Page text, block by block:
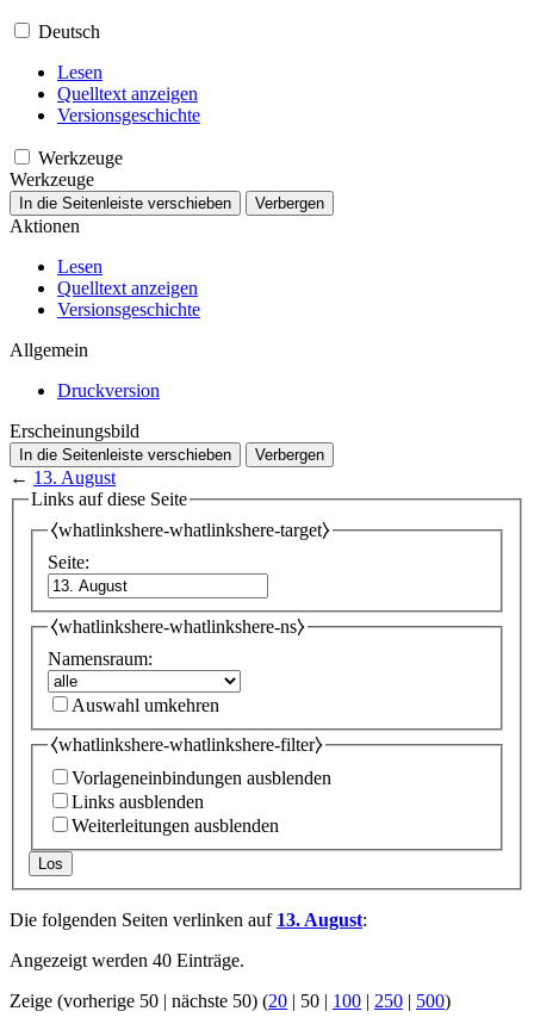
Deutsch
Lesen
Quelltext anzeigen
Versionsgeschichte
Werkzeuge
Werkzeuge
In die Seitenleiste verschieben Verbergen
Aktionen
Lesen
Quelltext anzeigen
Versionsgeschichte
Allgemein
Druckversion
Erscheinungsbild
In die Seitenleiste verschieben Verbergen
← 13. August
Links auf diese Seite
⧼whatlinkshere-whatlinkshere-target⧽
Seite:
⧼whatlinkshere-whatlinkshere-ns⧽
Namensraum:
Auswahl umkehren
⧼whatlinkshere-whatlinkshere-filter⧽
Vorlageneinbindungen ausblenden
Links ausblenden
Weiterleitungen ausblenden
Los
Die folgenden Seiten verlinken auf 13. August:
Angezeigt werden 40 Einträge.
Zeige (vorherige 50 | nächste 50) (20 | 50 | 100 | 250 | 500)